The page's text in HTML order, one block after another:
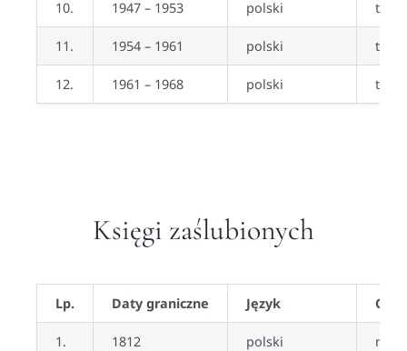
10. 1947 – 1953 polski tak
11. 1954 – 1961 polski tak
12. 1961 – 1968 polski tak,
Księgi zaślubionych
Lp. Daty graniczne Język Czy
1. 1812 polski nie